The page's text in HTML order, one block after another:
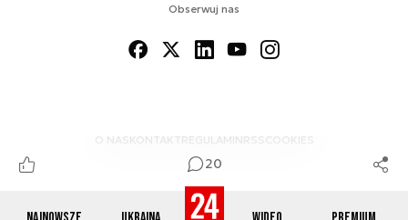
20
Obserwuj nas
O NAS KONTAKTREGULAMINRSS COOKIES